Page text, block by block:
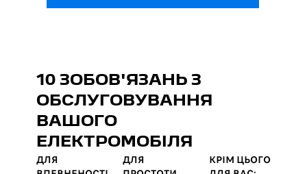
10 ЗОБОВ'ЯЗАНЬ З
ОБСЛУГОВУВАННЯ
ВАШОГО
ЕЛЕКТРОМОБІЛЯ
ДЛЯ
ДЛЯ
КРІМ ЦЬОГО